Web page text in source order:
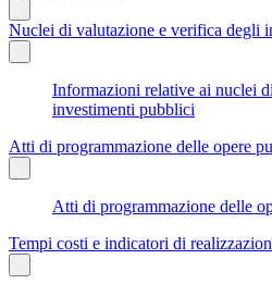
Nuclei di valutazione e verifica degli
Informazioni relative ai nuclei
investimenti pubblici
Atti di programmazione delle opere
Atti di programmazione delle
Tempi costi e indicatori di